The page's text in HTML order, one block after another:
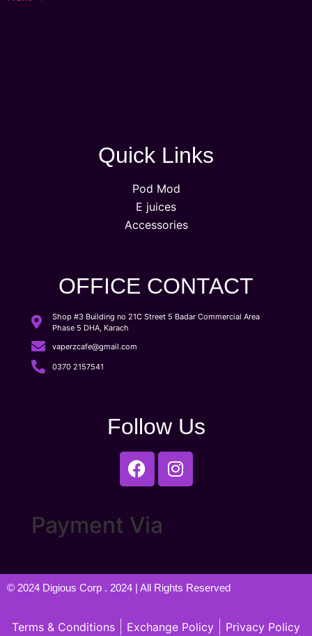
Quick Links
Pod Mod
E juices
Accessories
OFFICE CONTACT
Shop #3 Building no 21C Street 5 Badar Commercial Area
Phase 5 DHA, Karach
vaperzcafe@gmail.com
0370 2157541
Follow Us
Payment Via
© 2024 Digious Corp . 2024 | All Rights Reserved
Terms & Conditions Exchange Policy Privacy Policy